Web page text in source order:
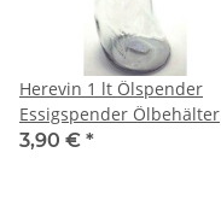
Herevin 1 lt Ölspender
Essigspender Ölbehälter
Essigbehälter Glasflasche
3,90 € *